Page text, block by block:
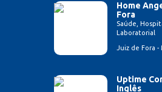
Home
Fora
Saúde,
Laboratorial
Juiz de Fora -
Uptime
Inglês